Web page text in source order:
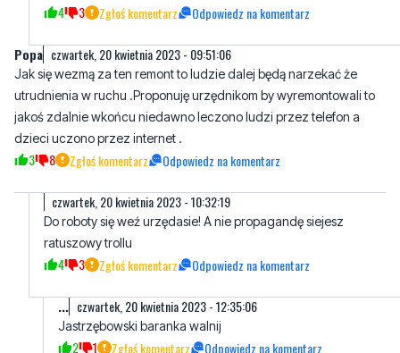
Jak się wezmą za ten remont to ludzie dalej będą narzekać że
jakoś zdalnie wkońcu niedawno leczono ludzi przez telefon a
dzieci uczono przez internet .
3 8 Zgłoś komentarz Odpowiedz na komentarz
czwartek, 20 kwietnia 2023 - 10:32:19
Do roboty się weź urzędasie! A nie propagandę siejesz
4 3 Zgłoś komentarz Odpowiedz na komentarz
... czwartek, 20 kwietnia 2023 - 12:35:06
Jastrzębowski baranka walnij
Wyborca czwartek, 20 kwietnia 2023 - 09:55:52
Nie dajcie się zwieść przedwyborczej propagandzie! To dopiero